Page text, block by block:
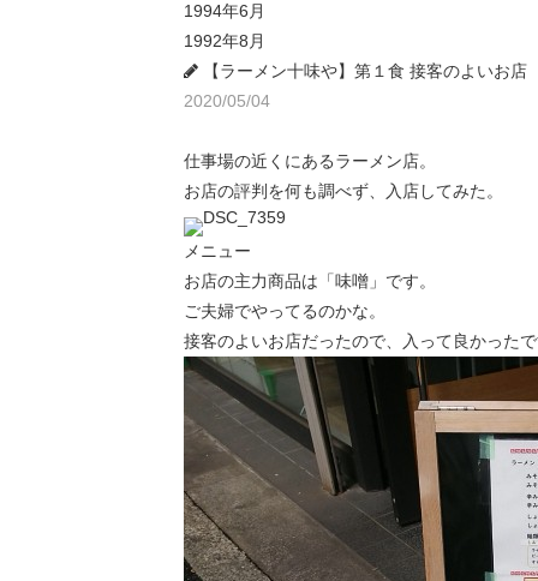
1994年6月
1992年8月
【ラーメン十味や】第１食 接客のよいお店
2020/05/04
仕事場の近くにあるラーメン店。
お店の評判を何も調べず、入店してみた。
メニュー
お店の主力商品は「味噌」です。
ご夫婦でやってるのかな。
接客のよいお店だったので、入って良かった